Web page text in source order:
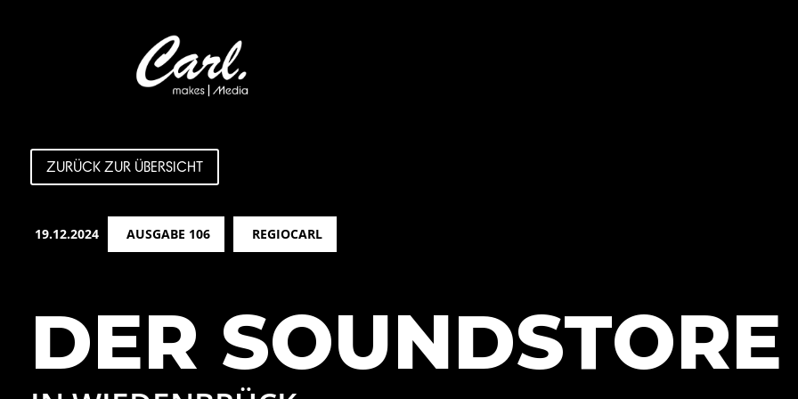
ZURÜCK ZUR ÜBERSICHT
19.12.2024 AUSGABE 106 REGIOCARL
DER SOUNDSTORE